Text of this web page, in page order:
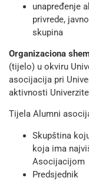
unapređenje
privrede,
skupina
Organizaciona
(tijelo) u okviru
asocijacija pri
aktivnosti
Tijela Alumni
Skupština
koja ima
Asocijacijom
Predsjednik